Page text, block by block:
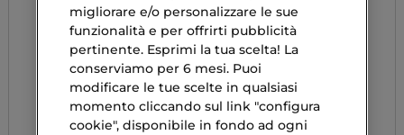
migliorare e/o personalizzare le sue
funzionalità e per offrirti pubblicità
pertinente. Esprimi la tua scelta! La
conserviamo per 6 mesi. Puoi
modificare le tue scelte in qualsiasi
momento cliccando sul link "configura
cookie", disponibile in fondo ad ogni